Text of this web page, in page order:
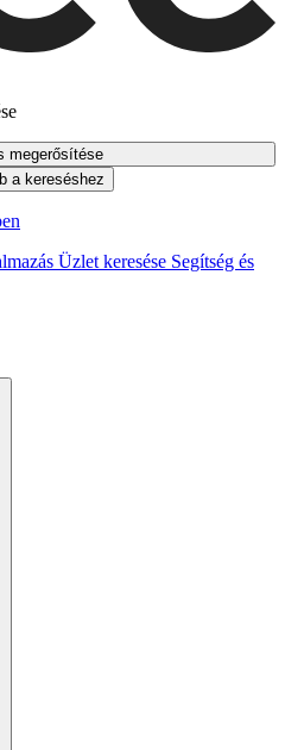
megerősítése
a kereséshez
Üzlet keresése Segítség és